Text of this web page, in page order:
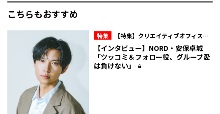
こちらもおすすめ
特集
【特集】クリエイティブオフィスキ
ュー所属・NORD 10周年の現在地
【インタビュー】NORD・安保卓城
「ツッコミ＆フォロー役、グループ愛
は負けない」